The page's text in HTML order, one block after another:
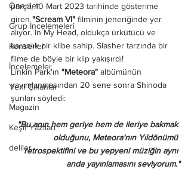
Öneriler
Grup İncelemeleri
Konserler
İncelemeler
Yeni Çıkanlar
Magazin
Keşif Yazıları
deliler
parça, 10 Mart 2023 tarihinde gösterime
giren "Scream VI" filminin jeneriğinde yer
alıyor. In My Head, oldukça ürkütücü ve
karanlık bir klibe sahip. Slasher tarzında bir
filme de böyle bir klip yakışırdı!
Linkin Park'ın "Meteora" albümünün
yayımlanmasından 20 sene sonra Shinoda
şunları söyledi:
"Bu anın hem geriye hem de ileriye bakmak
olduğunu, Meteora'nın Yıldönümü
retrospektifini ve bu yepyeni müziğin aynı
anda yayınlamasını seviyorum."